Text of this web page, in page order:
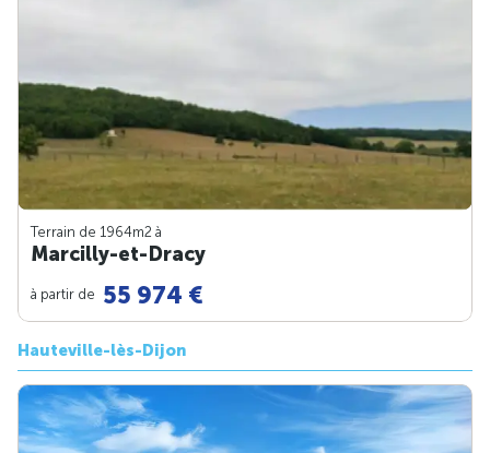
Terrain de 1964m2 à
Marcilly-et-Dracy
à partir de 55 974 €
Hauteville-lès-Dijon